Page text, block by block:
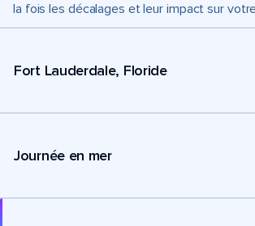
la fois les décalages et leur impact sur
Fort Lauderdale, Floride
Journée en mer